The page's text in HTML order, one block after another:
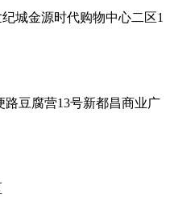
城金源时代购物中心二区1
豆腐营13号新都昌商业广